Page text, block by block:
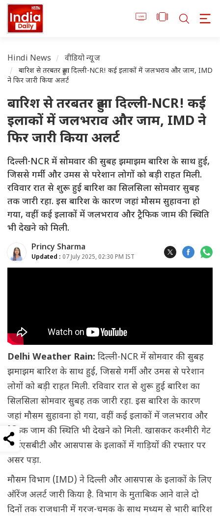
Hindi News वीडियो न्यूज
बारिश से तरबतर हुआ दिल्ली-NCR! कई इलाकों में जलभराव और जाम, IMD
ने फिर जारी किया अलर्ट
बारिश से तरबतर हुआ दिल्ली-NCR! कई
इलाकों में जलभराव और जाम, IMD ने
फिर जारी किया अलर्ट
दिल्ली-NCR में सोमवार की सुबह झमाझम बारिश के साथ हुई,
जिससे गर्मी और उमस से परेशान लोगों को बड़ी राहत मिली.
रविवार रात से शुरू हुई बारिश का सिलसिला सोमवार सुबह
तक जारी रहा. इस बारिश के कारण जहां मौसम सुहावना हो
गया, वहीं कई इलाकों में जलभराव और ट्रैफिक जाम की स्थिति
भी देखने को मिली.
Princy Sharma
Updated : 07 July 2025, 02:30 PM IST
Delhi Weather Rain: दिल्ली-NCR में सोमवार की सुबह
झमाझम बारिश के साथ हुई, जिससे गर्मी और उमस से परेशान
लोगों को बड़ी राहत मिली. रविवार रात से शुरू हुई बारिश का
सिलसिला सोमवार सुबह तक जारी रहा. इस बारिश के कारण
जहां मौसम सुहावना हो गया, वहीं कई इलाकों में जलभराव और
ट्रैफिक जाम की स्थिति भी देखने को मिली. खासकर कश्मीरी गेट
आईएसबीटी और आसपास के इलाकों में गाड़ियों की रफ्तार पर
असर पड़ा.
मौसम विभाग (IMD) ने दिल्ली और आसपास के इलाकों के लिए
ऑरेंज अलर्ट जारी किया है. विभाग के मुताबिक आने वाले दो
दिनों तक राजधानी में गरज-चमक के साथ मध्यम से भारी बारिश